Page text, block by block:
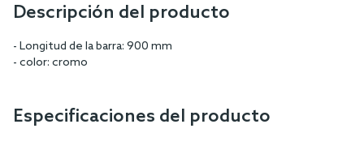
Descripción del producto
- Longitud de la barra: 900 mm
- color: cromo
Especificaciones del producto